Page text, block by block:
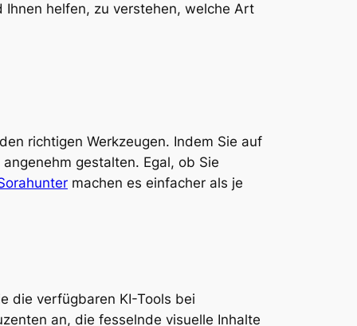
helfen, zu verstehen, welche Art
richtigen Werkzeugen. Indem Sie auf
gestalten. Egal, ob Sie
machen es einfacher als je
die verfügbaren KI-Tools bei
an, die fesselnde visuelle Inhalte